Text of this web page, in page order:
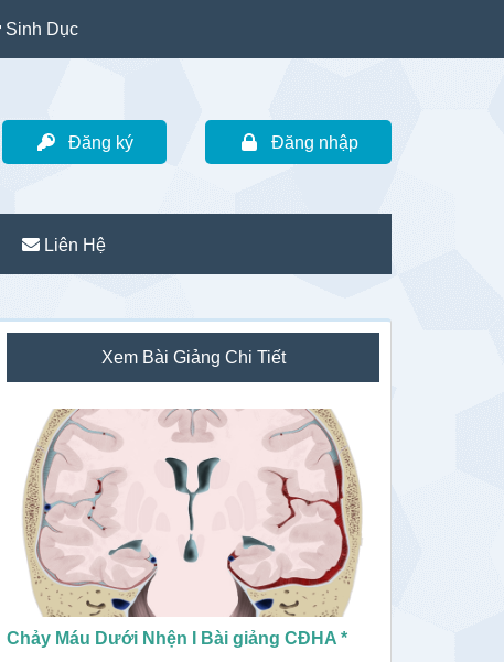
Sinh Dục
Đăng ký Đăng nhập
Liên Hệ
Sidebar
chính
Xem Bài Giảng Chi Tiết
Chảy Máu Dưới Nhện I Bài giảng CĐHA *